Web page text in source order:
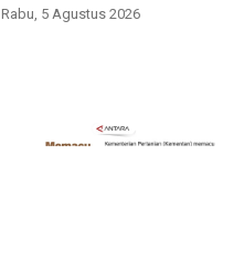
Rabu, 5 Agustus 2026